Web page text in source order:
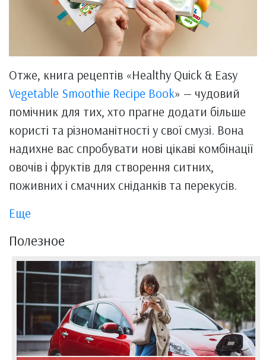
Отже, книга рецептів «Healthy Quick & Easy
Vegetable Smoothie Recipe Book» — чудовий
помічник для тих, хто прагне додати більше
користі та різноманітності у свої смузі. Вона
надихне вас спробувати нові цікаві комбінації
овочів і фруктів для створення ситних,
поживних і смачних сніданків та перекусів.
Еще
Полезное